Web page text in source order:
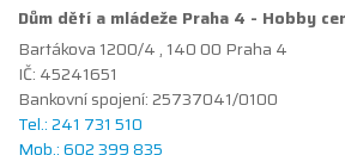
Dům dětí a mládeže Praha 4 - Hobby
Bartákova 1200/4 , 140 00 Praha 4
IČ: 45241651
Bankovní spojení: 25737041/0100
Tel.: 241 731 510
Mob.: 602 399 835